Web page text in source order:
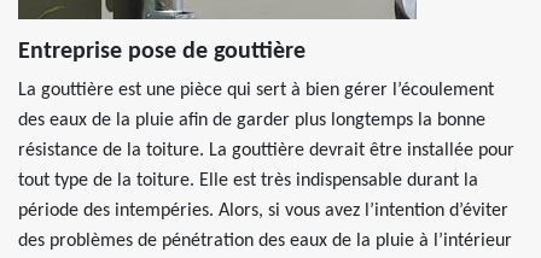
Entreprise pose de gouttière
La gouttière est une pièce qui sert à bien gérer l’écoulement
des eaux de la pluie afin de garder plus longtemps la bonne
résistance de la toiture. La gouttière devrait être installée pour
tout type de la toiture. Elle est très indispensable durant la
période des intempéries. Alors, si vous avez l’intention d’éviter
des problèmes de pénétration des eaux de la pluie à l’intérieur